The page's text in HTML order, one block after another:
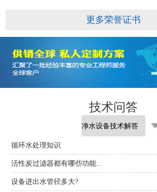
更多荣誉证书
技术问答
循环水处理知识
活性炭过滤器都有哪些功能...
设备进出水管径多大?